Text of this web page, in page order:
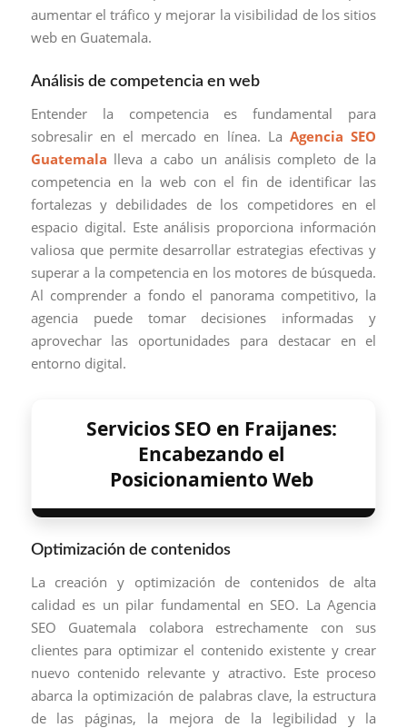
aumentar el tráfico y mejorar la visibilidad de los sitios
web en Guatemala.
Análisis de competencia en web
Entender la competencia es fundamental para
sobresalir en el mercado en línea. LaAgencia SEO
Guatemala lleva a cabo un análisis completo de la
competencia en la web con el fin de identificar las
fortalezas y debilidades de los competidores en el
espacio digital. Este análisis proporciona información
valiosa que permite desarrollar estrategias efectivas y
superar a la competencia en los motores de búsqueda.
Al comprender a fondo el panorama competitivo, la
agencia puede tomar decisiones informadas y
aprovechar las oportunidades para destacar en el
entorno digital.
Servicios SEO en Fraijanes:
Encabezando el
Posicionamiento Web
Optimización de contenidos
La creación y optimización de contenidos de alta
calidad es un pilar fundamental en SEO. La Agencia
SEO Guatemala colabora estrechamente con sus
clientes para optimizar el contenido existente y crear
nuevo contenido relevante y atractivo. Este proceso
abarca la optimización de palabras clave, la estructura
de las páginas, la mejora de la legibilidad y la